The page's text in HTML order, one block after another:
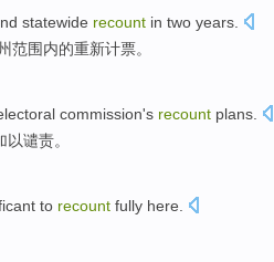
statewide recount in two years.
范围内的重新计票。
commission's recount plans
以谴责。
to recount fully here